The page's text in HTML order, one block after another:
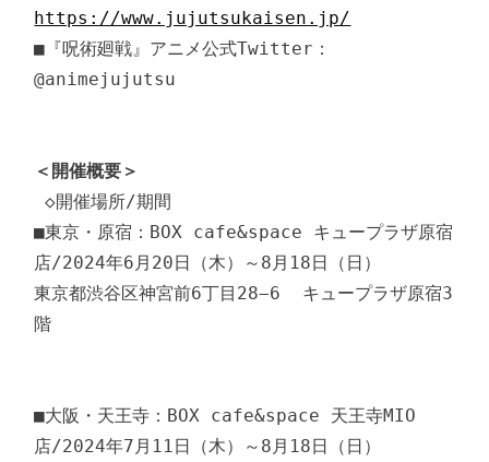
https://www.jujutsukaisen.jp/
■『呪術廻戦』アニメ公式Twitter：
@animejujutsu
＜開催概要＞
◇開催場所/期間
■東京・原宿：BOX cafe&space キュープラザ原宿
店/2024年6月20日（木）～8月18日（日）
東京都渋谷区神宮前6丁目28−6  キュープラザ原宿3
階
■大阪・天王寺：BOX cafe&space 天王寺MIO
店/2024年7月11日（木）～8月18日（日）